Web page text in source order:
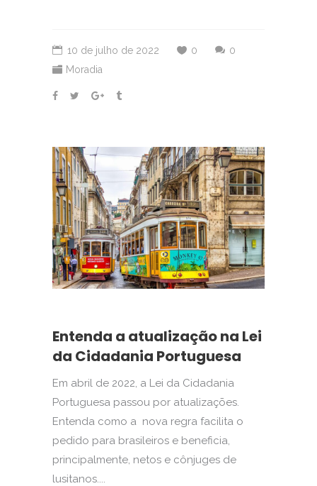
10 de julho de 2022 0
0
Moradia
Entenda a atualização na Lei
da Cidadania Portuguesa
Em abril de 2022, a Lei da Cidadania
Portuguesa passou por atualizações.
Entenda como a nova regra facilita o
pedido para brasileiros e beneficia,
principalmente, netos e cônjuges de
lusitanos....